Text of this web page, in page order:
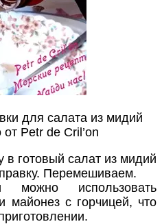
для салата из мидий
Petr de Cril’on
в готовый салат из мидий
Перемешиваем.
можно использовать
майонез с горчицей, что